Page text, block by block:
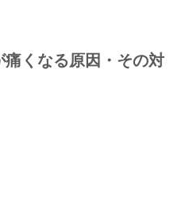
くなる原因・その対